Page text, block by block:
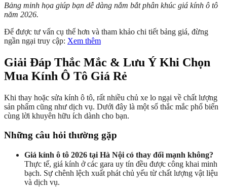
Bảng minh họa giúp bạn dễ dàng nắm bắt phân khúc giá kính ô tô
năm 2026.
Để được tư vấn cụ thể hơn và tham khảo chi tiết bảng giá, đừng
ngần ngại truy cập: Xem thêm
Giải Đáp Thắc Mắc & Lưu Ý Khi Chọn
Mua Kính Ô Tô Giá Rẻ
Khi thay hoặc sửa kính ô tô, rất nhiều chủ xe lo ngại về chất lượng
sản phẩm cũng như dịch vụ. Dưới đây là một số thắc mắc phổ biến
cùng lời khuyên hữu ích dành cho bạn.
Những câu hỏi thường gặp
Giá kính ô tô 2026 tại Hà Nội có thay đổi mạnh không?
Thực tế, giá kính ở các gara uy tín đều được công khai minh
bạch. Sự chênh lệch xuất phát chủ yếu từ chất lượng vật liệu
và dịch vụ.